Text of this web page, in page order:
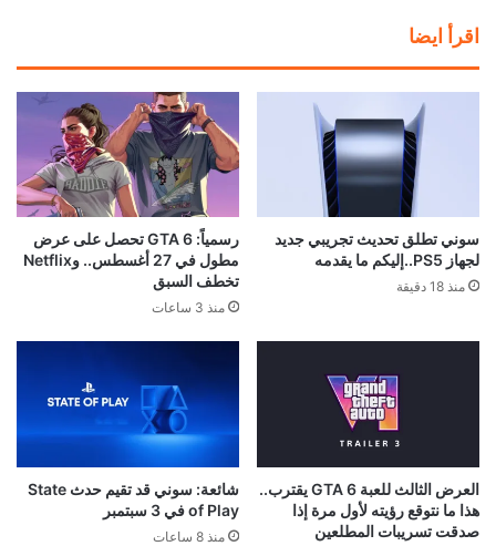
اقرأ ايضا
سوني تطلق تحديث تجريبي جديد
لجهاز PS5..إليكم ما يقدمه
منذ 18 دقيقة
رسمياً: GTA 6 تحصل على عرض
مطول في 27 أغسطس.. وNetflix
تخطف السبق
منذ 3 ساعات
العرض الثالث للعبة GTA 6 يقترب..
هذا ما نتوقع رؤيته لأول مرة إذا
صدقت تسريبات المطلعين
شائعة: سوني قد تقيم حدث State
of Play في 3 سبتمبر
منذ 8 ساعات